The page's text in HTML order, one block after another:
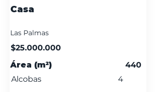
Casa
Las Palmas
$25.000.000
440
Área (m²)
Alcobas
4